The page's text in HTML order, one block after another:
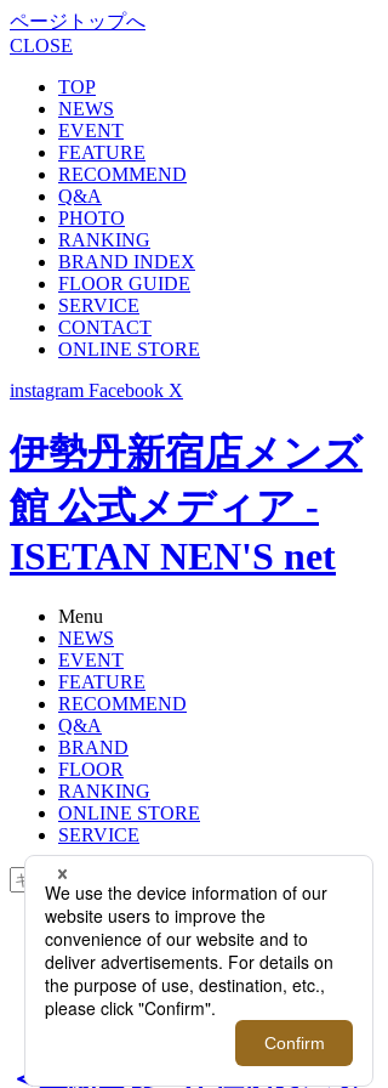
ページトップへ
CLOSE
TOP
NEWS
EVENT
FEATURE
RECOMMEND
Q&A
PHOTO
RANKING
BRAND INDEX
FLOOR GUIDE
SERVICE
CONTACT
ONLINE STORE
instagram Facebook X
伊勢丹新宿店メンズ
館 公式メディア -
ISETAN NEN'S net
Menu
NEWS
EVENT
FEATURE
RECOMMEND
Q&A
BRAND
FLOOR
RANKING
ONLINE STORE
SERVICE
TOP
PHOTO
＜三陽山長＞が恒例のパターンオー
ダー会を開催！自由度の高いカスタ
マイズで自分に合った一足を。
＜三陽山長＞が恒例のパタ